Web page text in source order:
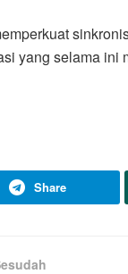
yang selama ini
Share